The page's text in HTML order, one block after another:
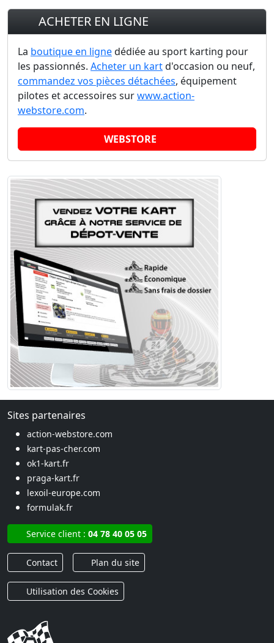
ACHETER EN LIGNE
La boutique en lignedédiée au sport karting pour
les passionnés. Acheter un kartd'occasion ou neuf,
commandez vos pièces détachées, équipement
pilotes et accessoires surwww.action-
webstore.com.
WEBSTORE
Sites partenaires
action-webstore.com
kart-pas-cher.com
ok1-kart.fr
praga-kart.fr
lexoil-europe.com
formulak.fr
Service client : 04 78 40 05 05
Contact Plan du site
Utilisation des Cookies